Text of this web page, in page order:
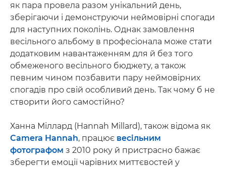
як пара провела разом унікальний день,
зберігаючи і демонструючи неймовірні спогади
для наступних поколінь. Однак замовлення
весільного альбому в професіонала може стати
додатковим навантаженням для й без того
обмеженого весільного бюджету, а також
певним чином позбавити пару неймовірних
спогадів про свій особливий день. Так чому б не
створити його самостійно?
Ханна Міллард (Hannah Millard), також відома як
Camera Hannah, працює весільним
фотографом з 2010 року й пристрасно бажає
зберегти емоції чарівних миттєвостей у